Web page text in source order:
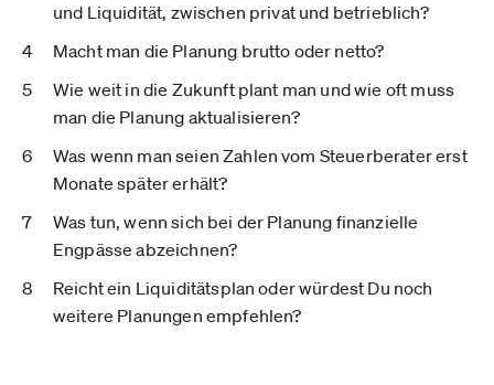
und Liquidität, zwischen privat und betrieblich?
Macht man die Planung brutto oder netto?
Wie weit in die Zukunft plant man und wie oft muss
man die Planung aktualisieren?
Was wenn man seien Zahlen vom Steuerberater erst
Monate später erhält?
Was tun, wenn sich bei der Planung finanzielle
Engpässe abzeichnen?
Reicht ein Liquiditätsplan oder würdest Du noch
weitere Planungen empfehlen?